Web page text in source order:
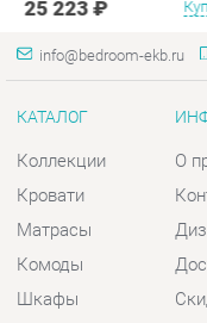
Коллекции
Кровати
Матрасы
Комоды
Зеркала
Столы
Мягкая мебель
Комплектующие
О